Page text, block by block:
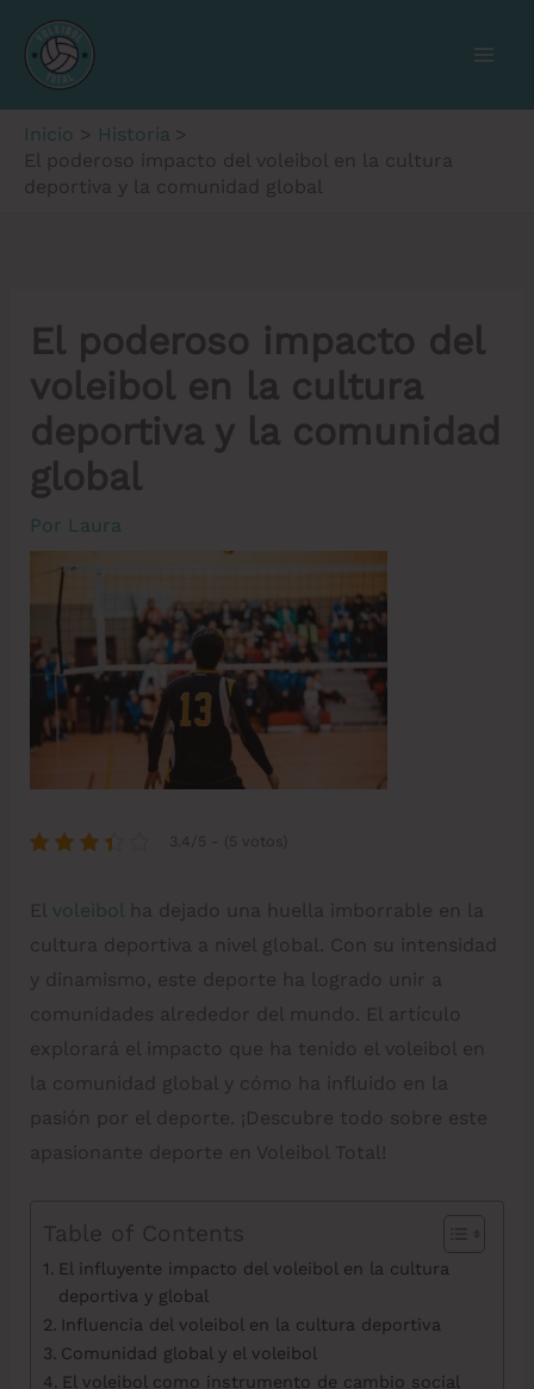
contenido
Inicio
Historia
El poderoso impacto del voleibol en la cultura
deportiva y la comunidad global
El poderoso impacto del
voleibol en la cultura
deportiva y la comunidad
global
Por Laura
3.4/5 - (5 votos)
El voleibolha dejado una huella imborrable en la
cultura deportiva a nivel global. Con su intensidad
y dinamismo, este deporte ha logrado unir a
comunidades alrededor del mundo. El artículo
explorará el impacto que ha tenido el voleibol en
la comunidad global y cómo ha influido en la
pasión por el deporte. ¡Descubre todo sobre este
apasionante deporte en Voleibol Total!
Table of Contents
El influyente impacto del voleibol en la cultura
deportiva y global
Influencia del voleibol en la cultura deportiva
Comunidad global y el voleibol
El voleibol como instrumento de cambio social